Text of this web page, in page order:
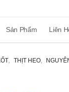
Sản Phẩm Liên
THỊT HEO